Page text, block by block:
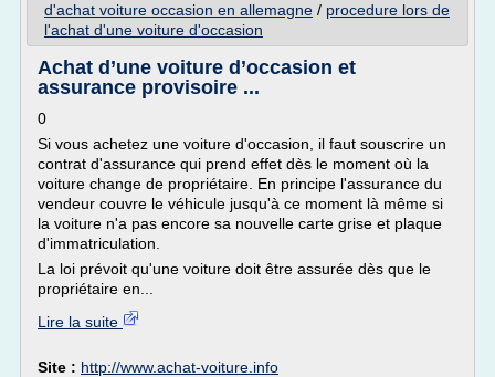
d'achat voiture occasion en allemagne / procedure lors de
l'achat d'une voiture d'occasion
Achat d’une voiture d’occasion et
assurance provisoire ...
0
Si vous achetez une voiture d'occasion, il faut souscrire un
contrat d'assurance qui prend effet dès le moment où la
voiture change de propriétaire. En principe l'assurance du
vendeur couvre le véhicule jusqu'à ce moment là même si
la voiture n'a pas encore sa nouvelle carte grise et plaque
d'immatriculation.
La loi prévoit qu'une voiture doit être assurée dès que le
propriétaire en...
Lire la suite
Site : http://www.achat-voiture.info